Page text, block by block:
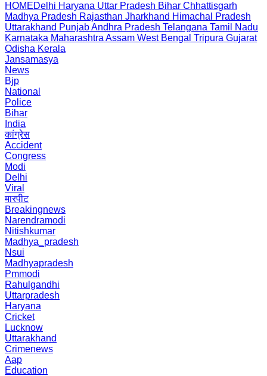
HOMEDelhi Haryana Uttar Pradesh Bihar Chhattisgarh
Madhya Pradesh Rajasthan Jharkhand Himachal Pradesh
Uttarakhand PunjabAndhra Pradesh Telangana Tamil Nadu
Karnataka Maharashtra Assam West Bengal Tripura Gujarat
Odisha Kerala
Jansamasya
News
Bjp
National
Police
Bihar
India
कांग्रेस
Accident
Congress
Modi
Delhi
Viral
मारपीट
Breakingnews
Narendramodi
Nitishkumar
Madhya_pradesh
Nsui
Madhyapradesh
Pmmodi
Rahulgandhi
Uttarpradesh
Haryana
Cricket
Lucknow
Uttarakhand
Crimenews
Aap
Education